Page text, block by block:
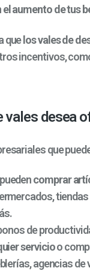
el aumento de tus
quelos vales de
incentivos,
vales desea
que
comprar
de
servicioo
agencias